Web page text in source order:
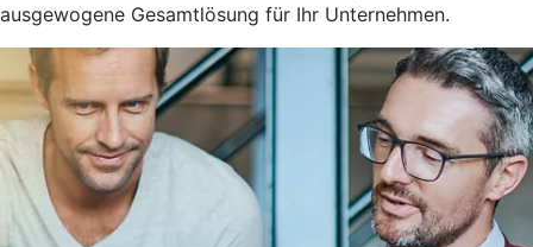
ausgewogene Gesamtlösung für Ihr Unternehmen.